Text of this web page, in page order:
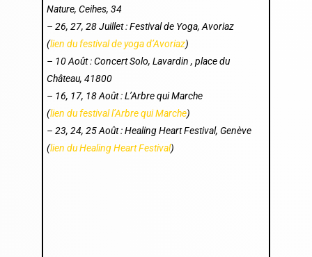
Nature, Ceihes, 34
– 26, 27, 28 Juillet : Festival de Yoga, Avoriaz
(lien du festival de yoga d’Avoriaz)
– 10 Août : Concert Solo, Lavardin , place du
Château, 41800
– 16, 17, 18 Août : L’Arbre qui Marche
(lien du festival l’Arbre qui Marche)
– 23, 24, 25 Août : Healing Heart Festival, Genève
(lien du Healing Heart Festival)